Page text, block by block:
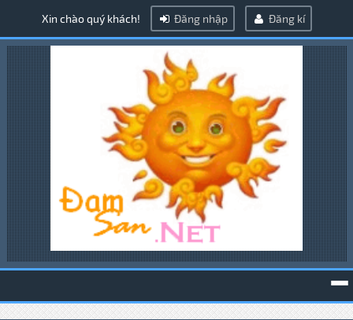
Xin chào quý khách! Đăng nhập Đăng kí